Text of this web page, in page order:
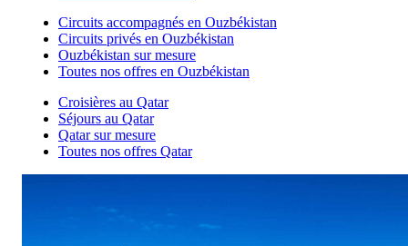
Circuits accompagnés en Ouzbékistan
Circuits privés en Ouzbékistan
Ouzbékistan sur mesure
Toutes nos offres en Ouzbékistan
Croisières au Qatar
Séjours au Qatar
Qatar sur mesure
Toutes nos offres Qatar